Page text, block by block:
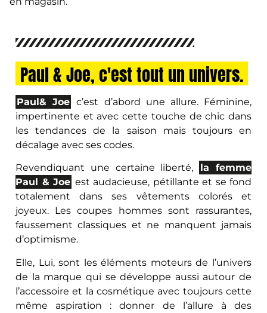
Paul & Joe, c'est tout un univers.
Paul& Joe c’est d’abord une allure. Féminine,
impertinente et avec cette touche de chic dans
les tendances de la saison mais toujours en
décalage avec ses codes.
Revendiquant une certaine liberté,
la femme
Paul & Joe est audacieuse, pétillante et se fond
totalement dans ses vêtements colorés et
joyeux. Les coupes hommes sont rassurantes,
faussement classiques et ne manquent jamais
d’optimisme.
Elle, Lui, sont les éléments moteurs de l’univers
de la marque qui se développe aussi autour de
l’accessoire et la cosmétique avec toujours cette
même aspiration : donner de l’allure à des